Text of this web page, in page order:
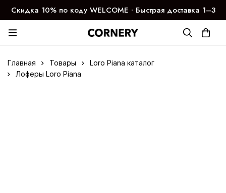
Скидка 10% по коду WELCOME ∙ Быстрая доставка 1–3
дня
Главная Товары
Loro Piana каталог
Лоферы Loro Piana